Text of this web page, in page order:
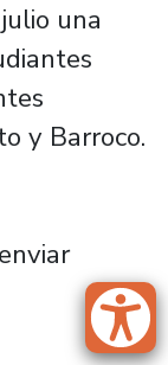
una
y Barroco.
Música